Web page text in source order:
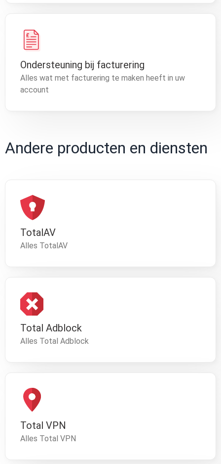
Ondersteuning bij facturering
Alles wat met facturering te maken heeft in uw
account
Andere producten en diensten
TotalAV
Alles TotalAV
Total Adblock
Alles Total Adblock
Total VPN
Alles Total VPN